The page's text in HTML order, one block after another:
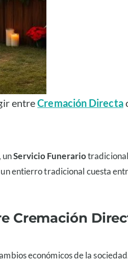
entreCremación Directa
unServicio Funerariotradicional
entierro tradicional cuesta
Cremación
económicos de la